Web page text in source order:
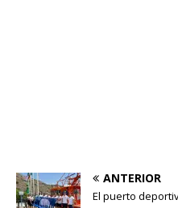
ANTERIOR
El puerto